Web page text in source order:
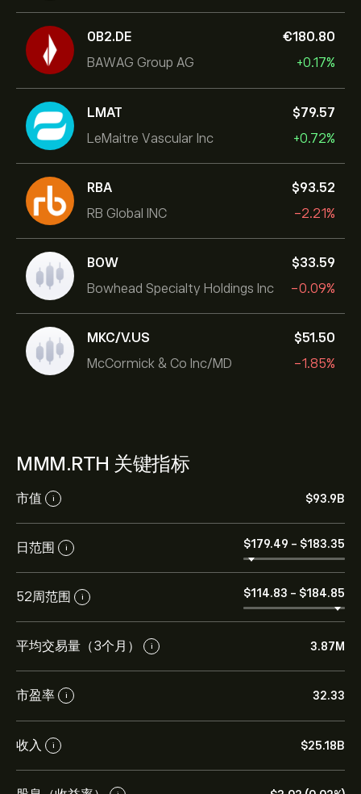
0B2.DE
BAWAG Group AG
‎€‎180.80
+0.17%
LMAT
LeMaitre Vascular Inc
‎$‎79.57
+0.72%
RBA
RB Global INC
‎$‎93.52
-2.21%
BOW
Bowhead Specialty Holdings Inc
‎$‎33.59
-0.09%
MKC/V.US
McCormick & Co Inc/MD
‎$‎51.50
-1.85%
MMM.RTH 关键指标
市值 i ‎$‎93.9B
日范围 i ‎$‎179.49 - ‎$‎183.35
52周范围 i ‎$‎114.83 - ‎$‎184.85
平均交易量（3个月） i 3.87M
市盈率 i 32.33
收入 i ‎$‎25.18B